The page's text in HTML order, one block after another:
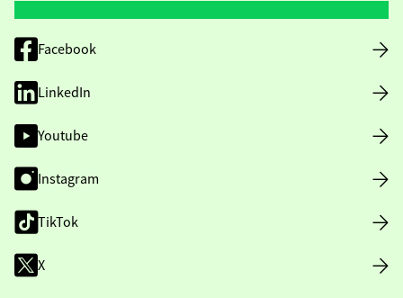
Facebook
LinkedIn
Youtube
Instagram
TikTok
X